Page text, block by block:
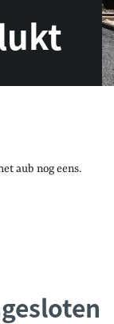
aub nog eens.